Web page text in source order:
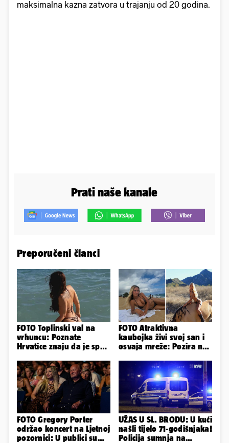
maksimalna kazna zatvora u trajanju od 20 godina.
Prati naše kanale
Preporučeni članci
FOTO Toplinski val na
vrhuncu: Poznate
Hrvatice znaju da je spas
FOTO Atraktivna
kaubojka živi svoj san i
osvaja mreže: Pozira na
rodeu...
FOTO Gregory Porter
održao koncert na Ljetnoj
pozornici: U publici su
UŽAS U SL. BRODU: U kući
našli tijelo 71-godišnjaka!
Policija sumnja na